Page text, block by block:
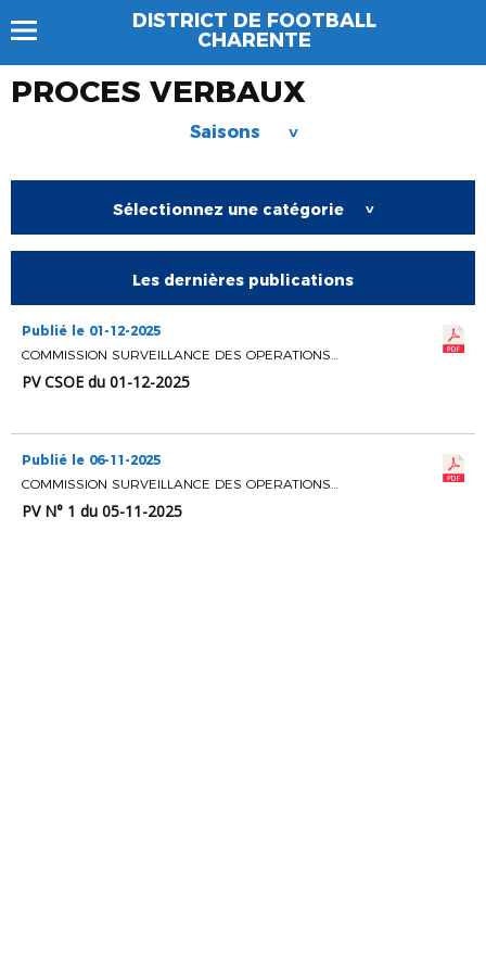
DISTRICT DE FOOTBALL
CHARENTE
PROCES VERBAUX
Saisons >
Sélectionnez une catégorie >
Les dernières publications
Publié le 01-12-2025
COMMISSION SURVEILLANCE DES OPERATIONS ELECTORALES
PV CSOE du 01-12-2025
Publié le 06-11-2025
COMMISSION SURVEILLANCE DES OPERATIONS ELECTORALES
PV N° 1 du 05-11-2025